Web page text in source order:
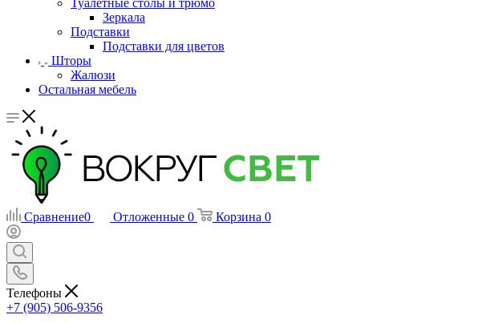
Туалетные столы и трюмо
Зеркала
Подставки
Подставки для цветов
Шторы
Жалюзи
Остальная мебель
Сравнение0 Отложенные 0 Корзина 0
Телефоны
+7 (905) 506-9356